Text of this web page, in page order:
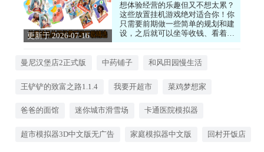
更新于 2026-07-16
想体验经营的乐趣但又不想太累？
这些放置挂机游戏绝对适合你！你
只需要前期做一些简单的规划和建
设，之后就可以坐等收钱、看着你
的产业自动运转了。无论是经营一
国，都能在轻松愉快的氛围中体验
曼尼汉堡店2正式版 中药铺子 和风田园慢生活
王铲铲的致富之路1.1.4 我要开超市 菜鸡梦想家
爸爸的面馆 迷你城市滑雪场 卡通医院模拟器
超市模拟器3D中文版无广告 家庭模拟器中文版 回村开饭店